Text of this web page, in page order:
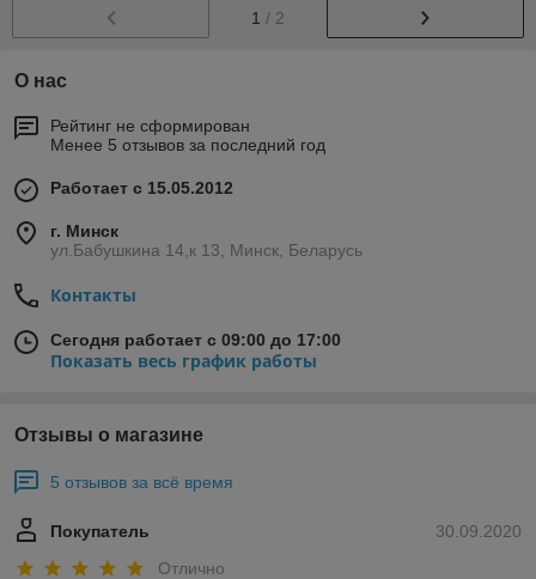
1 / 2
О нас
Рейтинг не сформирован
Менее 5 отзывов за последний год
Работает с 15.05.2012
г. Минск
ул.Бабушкина 14,к 13, Минск, Беларусь
Контакты
Сегодня работает с 09:00 до 17:00
Показать весь график работы
Отзывы о магазине
5 отзывов за всё время
30.09.2020
Покупатель
Отлично